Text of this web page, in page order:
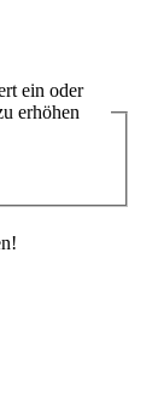
ein oder
erhöhen